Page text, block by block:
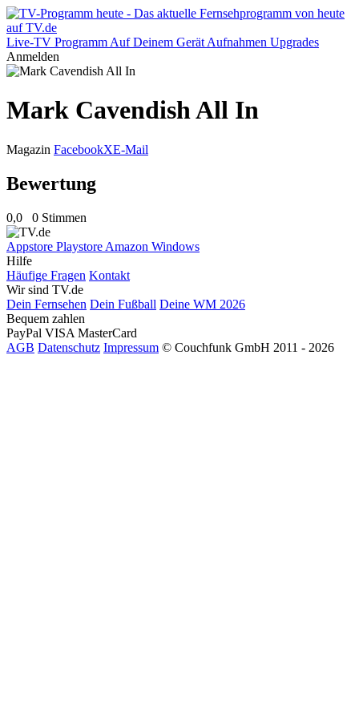
Live-TV Programm Auf Deinem Gerät Aufnahmen Upgrades
Anmelden
Mark Cavendish All In
Magazin FacebookXE-Mail
Bewertung
0,0 0 Stimmen
Appstore Playstore Amazon Windows
Hilfe
Häufige Fragen Kontakt
Wir sind TV.de
Dein Fernsehen Dein Fußball Deine WM 2026
Bequem zahlen
PayPal VISA MasterCard
AGB Datenschutz Impressum © Couchfunk GmbH 2011 - 2026